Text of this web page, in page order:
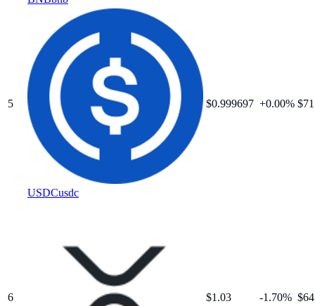
5
USDCusdc
$0.999697 +0.00%
6 $1.03 -1.70%